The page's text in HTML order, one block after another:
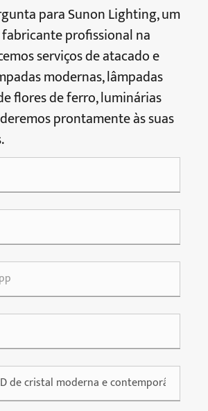
para Sunon Lighting, um
profissional na
serviços de atacado e
modernas, lâmpadas
flores de ferro, luminárias
prontamente às suas